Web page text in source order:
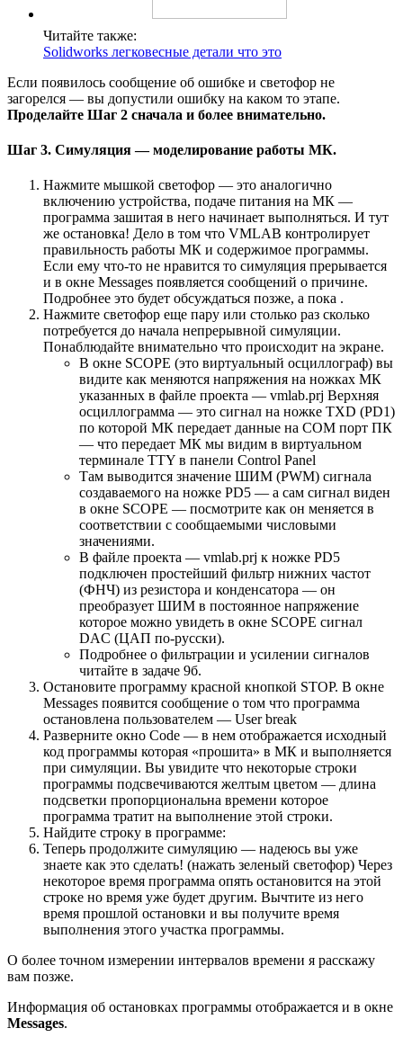
Читайте также:
Solidworks легковесные детали что это
Если появилось сообщение об ошибке и светофор не
загорелся — вы допустили ошибку на каком то этапе.
Проделайте Шаг 2 сначала и более внимательно.
Шаг 3. Симуляция — моделирование работы МК.
Нажмите мышкой светофор — это аналогично
включению устройства, подаче питания на МК —
программа зашитая в него начинает выполняться. И тут
же остановка! Дело в том что VMLAB контролирует
правильность работы МК и содержимое программы.
Если ему что-то не нравится то симуляция прерывается
и в окне Messages появляется сообщений о причине.
Подробнее это будет обсуждаться позже, а пока .
Нажмите светофор еще пару или столько раз сколько
потребуется до начала непрерывной симуляции.
Понаблюдайте внимательно что происходит на экране.
В окне SCOPE (это виртуальный осциллограф) вы
видите как меняются напряжения на ножках МК
указанных в файле проекта — vmlab.prj Верхняя
осциллограмма — это сигнал на ножке TXD (PD1)
по которой МК передает данные на COM порт ПК
— что передает МК мы видим в виртуальном
терминале TTY в панели Control Panel
Там выводится значение ШИМ (PWM) сигнала
создаваемого на ножке PD5 — а сам сигнал виден
в окне SCOPE — посмотрите как он меняется в
соответствии с сообщаемыми числовыми
значениями.
В файле проекта — vmlab.prj к ножке PD5
подключен простейший фильтр нижних частот
(ФНЧ) из резистора и конденсатора — он
преобразует ШИМ в постоянное напряжение
которое можно увидеть в окне SCOPE сигнал
DAC (ЦАП по-русски).
Подробнее о фильтрации и усилении сигналов
читайте в задаче 9б.
Остановите программу красной кнопкой STOP. В окне
Messages появится сообщение о том что программа
остановлена пользователем — User break
Разверните окно Code — в нем отображается исходный
код программы которая «прошита» в МК и выполняется
при симуляции. Вы увидите что некоторые строки
программы подсвечиваются желтым цветом — длина
подсветки пропорциональна времени которое
программа тратит на выполнение этой строки.
Найдите строку в программе:
Теперь продолжите симуляцию — надеюсь вы уже
знаете как это сделать! (нажать зеленый светофор) Через
некоторое время программа опять остановится на этой
строке но время уже будет другим. Вычтите из него
время прошлой остановки и вы получите время
выполнения этого участка программы.
О более точном измерении интервалов времени я расскажу
вам позже.
Информация об остановках программы отображается и в окне
Messages.